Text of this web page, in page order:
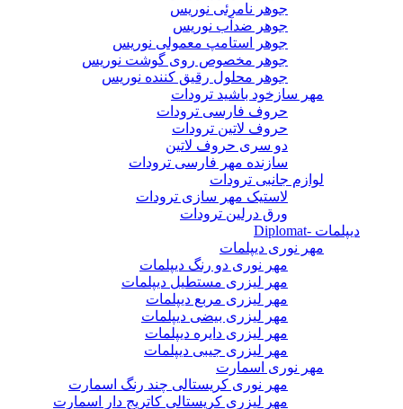
جوهر نامرئی نوریس
جوهر ضدآب نوریس
جوهر استامپ معمولی نوریس
جوهر مخصوص روی گوشت نوریس
جوهر محلول رقیق کننده نوریس
مهر سازخود باشید ترودات
حروف فارسی ترودات
حروف لاتین ترودات
دو سری حروف لاتین
سازنده مهر فارسی ترودات
لوازم جانبی ترودات
لاستیک مهر سازی ترودات
ورق درلین ترودات
دیپلمات -Diplomat
مهر نوری دیپلمات
مهر نوری دو رنگ دیپلمات
مهر لیزری مستطیل دیپلمات
مهر لیزری مربع دیپلمات
مهر لیزری بیضی دیپلمات
مهر لیزری دایره دیپلمات
مهر لیزری جیبی دیپلمات
مهر نوری اسمارت
مهر نوری کریستالی چند رنگ اسمارت
مهر لیزری کریستالی کاتریج دار اسمارت